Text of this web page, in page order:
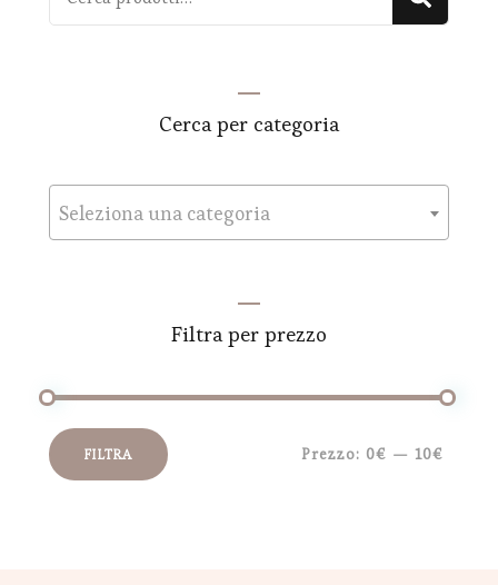
Cerca per categoria
Seleziona una categoria
Filtra per prezzo
FILTRA Prezzo: 0€ — 10€